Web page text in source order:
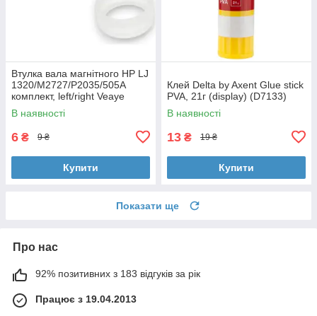
Втулка вала магнітного HP LJ
1320/M2727/P2035/505A
комплект, left/right Veaye
(BSHMR-505U-VE)
В наявності
6 ₴ 9 ₴
Купити
Клей Delta by Axent Glue stick
PVA, 21г (display) (D7133)
В наявності
13 ₴ 19 ₴
Купити
Показати ще
Про нас
92% позитивних з 183 відгуків за рік
Працює з 19.04.2013